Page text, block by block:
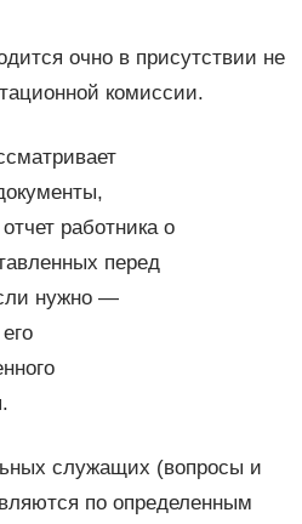
очно в присутствии не
комиссии.
работника о
перед
нужно —
служащих (вопросы и
по определенным